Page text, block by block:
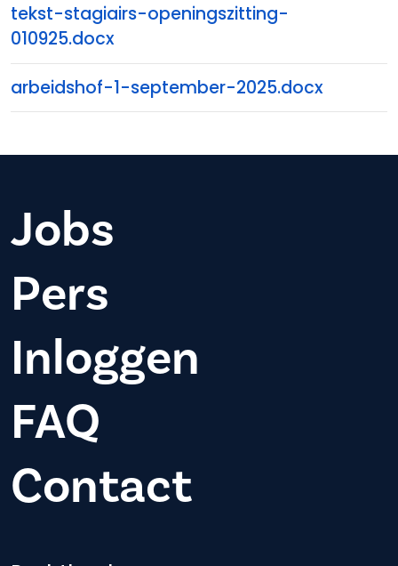
tekst-stagiairs-openingszitting-
010925.docx
arbeidshof-1-september-2025.docx
Jobs
Pers
Inloggen
FAQ
Contact